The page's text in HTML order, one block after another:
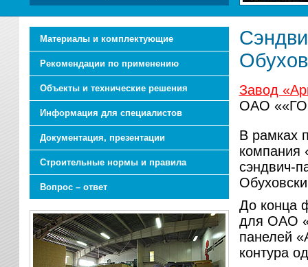
Материалы и комплектующие
Рекомендации по применению
Объекты и технические решения
Информация для специалистов
Документация, презентации
Строительные нормы и правила
Вопрос – ответ
Завод
ОАО
В рамках
компания
сэндвич-
До конца
для ОАО
панелей
контура